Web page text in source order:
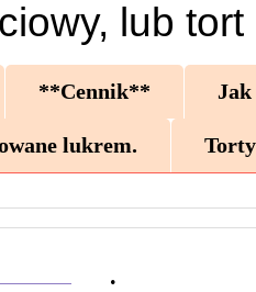
lub tort
**Cennik** Jak
lukrem.
.